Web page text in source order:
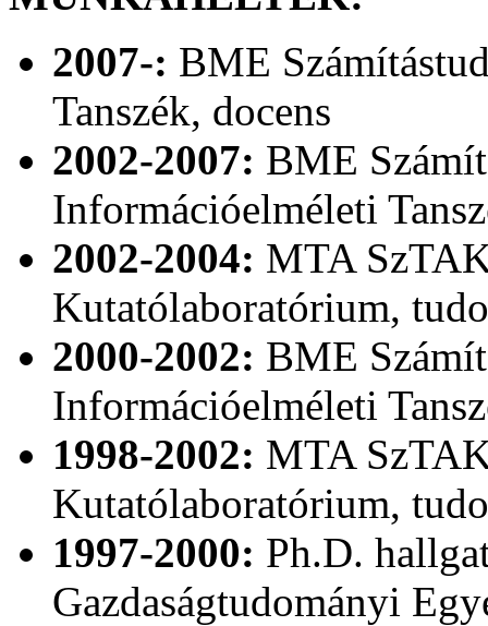
2007-: BME
Tanszék, docens
2002-2007: BME
Információelméleti
2002-2004: MTA
Kutatólaboratórium,
2000-2002: BME
Információelméleti
1998-2002: MTA
Kutatólaboratórium,
1997-2000: Ph.D.
Gazdaságtudományi